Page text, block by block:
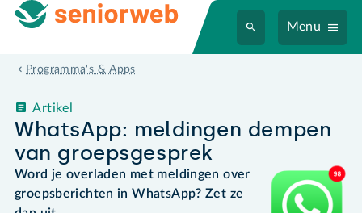
Menu
Programma's & Apps
WhatsApp: meldingen dempen
van groepsgesprek
Artikel
Word je overladen met meldingen over
groepsberichten in WhatsApp? Zet ze